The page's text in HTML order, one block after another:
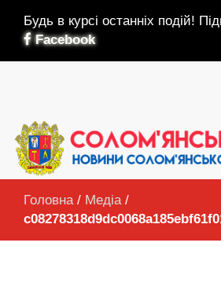
Будь в курсі останніх подій!
Facebook
Головна / Медіа /